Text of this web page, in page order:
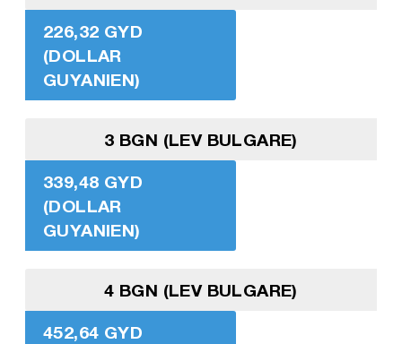
226,32 GYD
(DOLLAR
GUYANIEN)
3 BGN (LEV BULGARE)
339,48 GYD
(DOLLAR
GUYANIEN)
4 BGN (LEV BULGARE)
452,64 GYD